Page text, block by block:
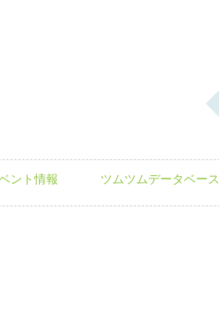
ント情報 ツムツムデータベース